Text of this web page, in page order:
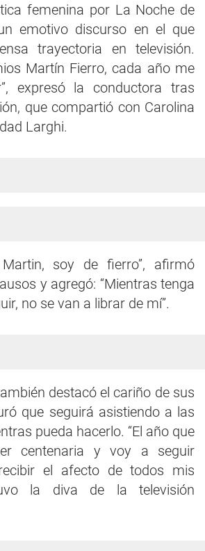
femenina por La Noche de
emotivo discurso en el que
trayectoria en televisión.
Martín Fierro, cada año me
expresó la conductora tras
que compartió con Carolina
Larghi.
soy de fierro”, afirmó
y agregó: “Mientras tenga
no se van a librar de mí”.
destacó el cariño de sus
que seguirá asistiendo a las
pueda hacerlo. “El año que
centenaria y voy a seguir
el afecto de todos mis
la diva de la televisión